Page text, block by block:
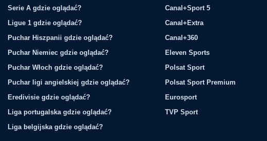
Serie A gdzie oglądać?
Ligue 1 gdzie oglądać?
Puchar Hiszpanii gdzie oglądać?
Puchar Niemiec gdzie oglądać?
Puchar Włoch gdzie oglądać?
Puchar ligi angielskiej gdzie oglądać?
Eredivisie gdzie oglądać?
Liga portugalska gdzie oglądać?
Liga belgijska gdzie oglądać?
Canal+Sport 5
Canal+Extra
Canal+360
Eleven Sports
Polsat Sport
Polsat Sport Premium
Eurosport
TVP Sport